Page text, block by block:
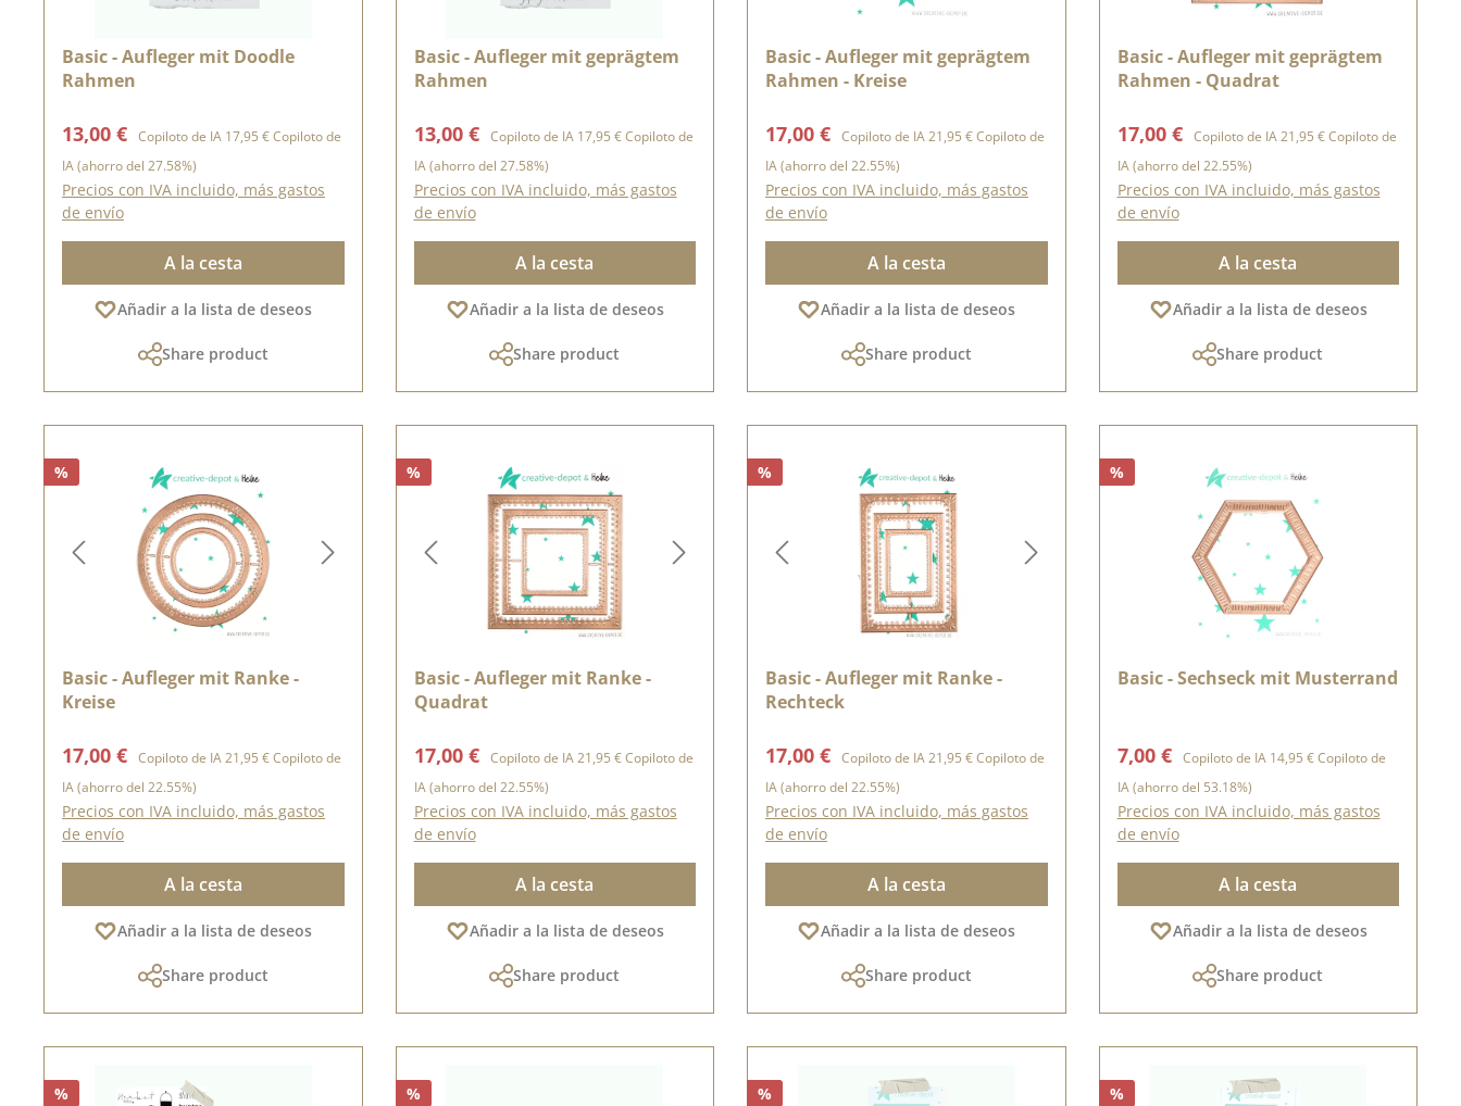
Basic - Aufleger mit Doodle
Rahmen
Precio de venta:
13,00 € Copiloto de IA Precio normal:
17,95 €Copiloto de
IA(ahorro del 27.58%)
Precios con IVA incluido, más gastos
de envío
A la cesta
Añadir a la lista de deseos
Share product
Basic - Aufleger mit geprägtem
Rahmen
Precio de venta:
13,00 € Copiloto de IA Precio normal:
17,95 €Copiloto de
IA(ahorro del 27.58%)
Precios con IVA incluido, más gastos
de envío
A la cesta
Añadir a la lista de deseos
Share product
Basic - Aufleger mit geprägtem
Rahmen - Kreise
Precio de venta:
17,00 € Copiloto de IA Precio normal:
21,95 €Copiloto de
IA(ahorro del 22.55%)
Precios con IVA incluido, más gastos
de envío
A la cesta
Añadir a la lista de deseos
Share product
Basic - Aufleger mit geprägtem
Rahmen - Quadrat
Precio de venta:
17,00 € Copiloto de IA Precio normal:
21,95 €Copiloto de
IA(ahorro del 22.55%)
Precios con IVA incluido, más gastos
de envío
A la cesta
Añadir a la lista de deseos
Share product
%
Basic - Aufleger mit Ranke -
Kreise
Precio de venta:
17,00 € Copiloto de IA Precio normal:
21,95 €Copiloto de
IA(ahorro del 22.55%)
Precios con IVA incluido, más gastos
de envío
A la cesta
Añadir a la lista de deseos
Share product
%
Basic - Aufleger mit Ranke -
Quadrat
Precio de venta:
17,00 € Copiloto de IA Precio normal:
21,95 €Copiloto de
IA(ahorro del 22.55%)
Precios con IVA incluido, más gastos
de envío
A la cesta
Añadir a la lista de deseos
Share product
%
Basic - Aufleger mit Ranke -
Rechteck
Precio de venta:
17,00 € Copiloto de IA Precio normal:
21,95 €Copiloto de
IA(ahorro del 22.55%)
Precios con IVA incluido, más gastos
de envío
A la cesta
Añadir a la lista de deseos
Share product
%
Basic - Sechseck mit Musterrand
Precio de venta:
7,00 € Copiloto de IA Precio normal:
14,95 €Copiloto de
IA(ahorro del 53.18%)
Precios con IVA incluido, más gastos
de envío
A la cesta
Añadir a la lista de deseos
Share product
% % % %